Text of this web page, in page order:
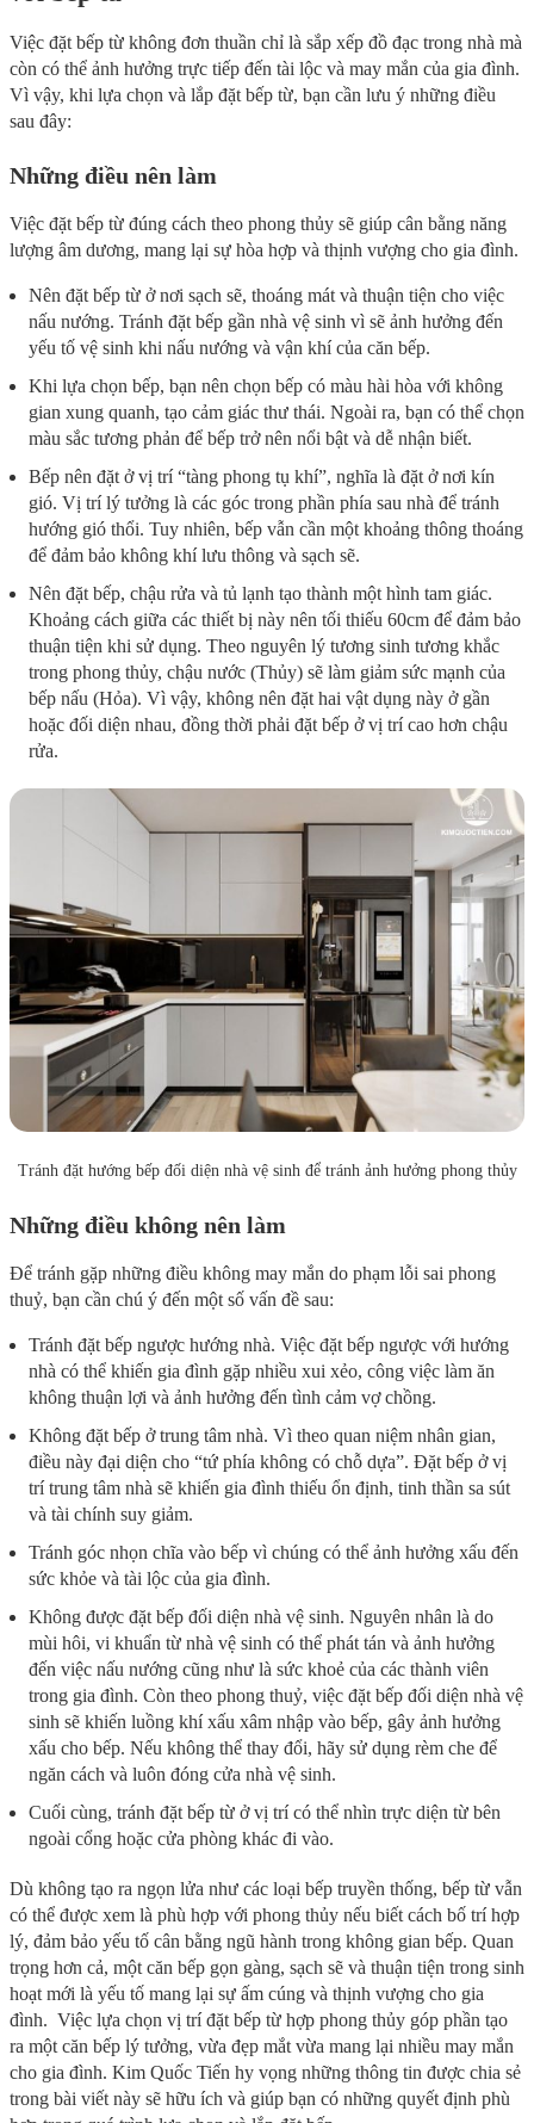
Việc đặt bếp từ không đơn thuần chỉ là sắp xếp đồ đạc trong nhà mà
còn có thể ảnh hưởng trực tiếp đến tài lộc và may mắn của gia đình.
Vì vậy, khi lựa chọn và lắp đặt bếp từ, bạn cần lưu ý những điều
sau đây:
Những điều nên làm
Việc đặt bếp từ đúng cách theo phong thủy sẽ giúp cân bằng năng
lượng âm dương, mang lại sự hòa hợp và thịnh vượng cho gia đình.
Nên đặt bếp từ ở nơi sạch sẽ, thoáng mát và thuận tiện cho việc
nấu nướng. Tránh đặt bếp gần nhà vệ sinh vì sẽ ảnh hưởng đến
yếu tố vệ sinh khi nấu nướng và vận khí của căn bếp.
Khi lựa chọn bếp, bạn nên chọn bếp có màu hài hòa với không
gian xung quanh, tạo cảm giác thư thái. Ngoài ra, bạn có thể chọn
màu sắc tương phản để bếp trở nên nổi bật và dễ nhận biết.
Bếp nên đặt ở vị trí “tàng phong tụ khí”, nghĩa là đặt ở nơi kín
gió. Vị trí lý tưởng là các góc trong phần phía sau nhà để tránh
hướng gió thổi. Tuy nhiên, bếp vẫn cần một khoảng thông thoáng
để đảm bảo không khí lưu thông và sạch sẽ.
Nên đặt bếp, chậu rửa và tủ lạnh tạo thành một hình tam giác.
Khoảng cách giữa các thiết bị này nên tối thiếu 60cm để đảm bảo
thuận tiện khi sử dụng. Theo nguyên lý tương sinh tương khắc
trong phong thủy, chậu nước (Thủy) sẽ làm giảm sức mạnh của
bếp nấu (Hỏa). Vì vậy, không nên đặt hai vật dụng này ở gần
hoặc đối diện nhau, đồng thời phải đặt bếp ở vị trí cao hơn chậu
rửa.
Tránh đặt hướng bếp đối diện nhà vệ sinh để tránh ảnh hưởng phong thủy
Những điều không nên làm
Để tránh gặp những điều không may mắn do phạm lỗi sai phong
thuỷ, bạn cần chú ý đến một số vấn đề sau:
Tránh đặt bếp ngược hướng nhà. Việc đặt bếp ngược với hướng
nhà có thể khiến gia đình gặp nhiều xui xẻo, công việc làm ăn
không thuận lợi và ảnh hưởng đến tình cảm vợ chồng.
Không đặt bếp ở trung tâm nhà. Vì theo quan niệm nhân gian,
điều này đại diện cho “tứ phía không có chỗ dựa”. Đặt bếp ở vị
trí trung tâm nhà sẽ khiến gia đình thiếu ổn định, tinh thần sa sút
và tài chính suy giảm.
Tránh góc nhọn chĩa vào bếp vì chúng có thể ảnh hưởng xấu đến
sức khỏe và tài lộc của gia đình.
Không được đặt bếp đối diện nhà vệ sinh. Nguyên nhân là do
mùi hôi, vi khuẩn từ nhà vệ sinh có thể phát tán và ảnh hưởng
đến việc nấu nướng cũng như là sức khoẻ của các thành viên
trong gia đình. Còn theo phong thuỷ, việc đặt bếp đối diện nhà vệ
sinh sẽ khiến luồng khí xấu xâm nhập vào bếp, gây ảnh hưởng
xấu cho bếp. Nếu không thể thay đổi, hãy sử dụng rèm che để
ngăn cách và luôn đóng cửa nhà vệ sinh.
Cuối cùng, tránh đặt bếp từ ở vị trí có thể nhìn trực diện từ bên
ngoài cổng hoặc cửa phòng khác đi vào.
Dù không tạo ra ngọn lửa như các loại bếp truyền thống, bếp từ vẫn
có thể được xem là phù hợp với phong thủy nếu biết cách bố trí hợp
lý, đảm bảo yếu tố cân bằng ngũ hành trong không gian bếp. Quan
trọng hơn cả, một căn bếp gọn gàng, sạch sẽ và thuận tiện trong sinh
hoạt mới là yếu tố mang lại sự ấm cúng và thịnh vượng cho gia
đình. Việc lựa chọn vị trí đặt bếp từ hợp phong thủy góp phần tạo
ra một căn bếp lý tưởng, vừa đẹp mắt vừa mang lại nhiều may mắn
cho gia đình. Kim Quốc Tiến hy vọng những thông tin được chia sẻ
trong bài viết này sẽ hữu ích và giúp bạn có những quyết định phù